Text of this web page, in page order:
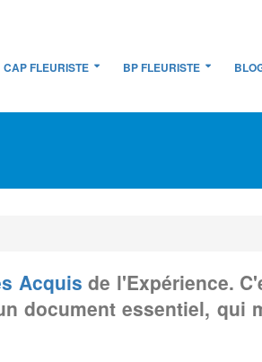
CAP FLEURISTE BP FLEURISTE
Acquis de l'Expérience.
document essentiel, qui